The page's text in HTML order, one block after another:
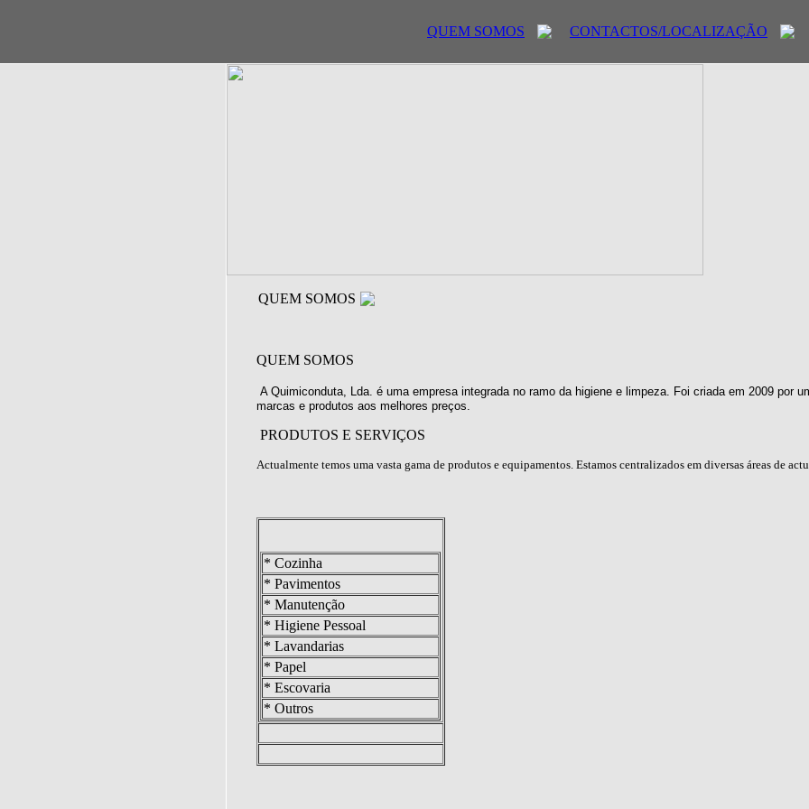
QUEM SOMOS CONTACTOS/LOCALIZAÇÃO
QUEM SOMOS
QUEM SOMOS
A Quimiconduta, Lda. é uma empresa integrada no ramo da higiene e limpeza. Foi criada em 2009 por
marcas e produtos aos melhores preços.
PRODUTOS E SERVIÇOS
Actualmente temos uma vasta gama de produtos e equipamentos. Estamos centralizados em diversas áreas de
* Cozinha
* Pavimentos
* Manutenção
* Higiene Pessoal
* Lavandarias
* Papel
* Escovaria
* Outros